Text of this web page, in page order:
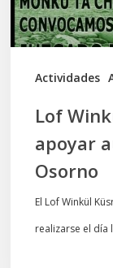
Actividades
en
Juzgado
Lof
apoyar
Osorno
El Lof Winkül
realizarse el día